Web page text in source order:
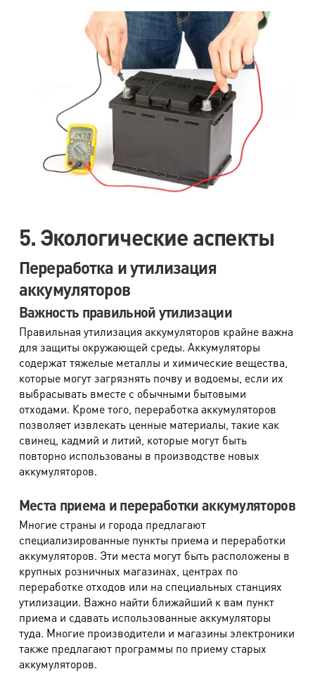
5. Экологические аспекты
Переработка и утилизация
аккумуляторов
Важность правильной утилизации
Правильная утилизация аккумуляторов крайне важна
для защиты окружающей среды. Аккумуляторы
содержат тяжелые металлы и химические вещества,
которые могут загрязнять почву и водоемы, если их
выбрасывать вместе с обычными бытовыми
отходами. Кроме того, переработка аккумуляторов
позволяет извлекать ценные материалы, такие как
свинец, кадмий и литий, которые могут быть
повторно использованы в производстве новых
аккумуляторов.
Места приема и переработки аккумуляторов
Многие страны и города предлагают
специализированные пункты приема и переработки
аккумуляторов. Эти места могут быть расположены в
крупных розничных магазинах, центрах по
переработке отходов или на специальных станциях
утилизации. Важно найти ближайший к вам пункт
приема и сдавать использованные аккумуляторы
туда. Многие производители и магазины электроники
также предлагают программы по приему старых
аккумуляторов.